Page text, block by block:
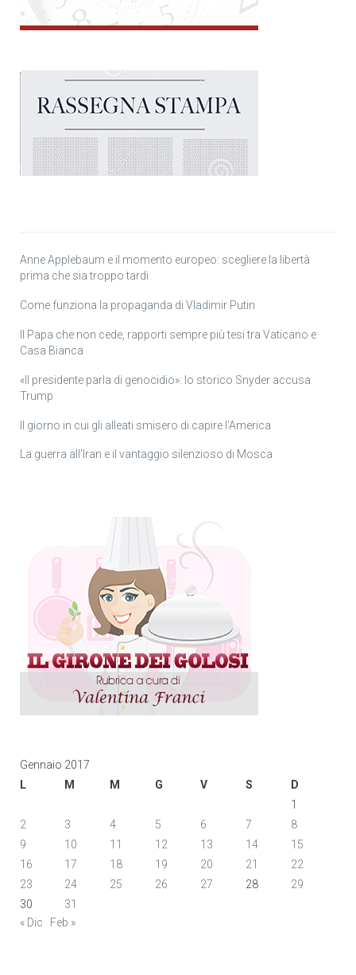
Anne Applebaum e il momento europeo: scegliere la libertà
prima che sia troppo tardi
Come funziona la propaganda di Vladimir Putin
Il Papa che non cede, rapporti sempre più tesi tra Vaticano e
Casa Bianca
«Il presidente parla di genocidio»: lo storico Snyder accusa
Trump
Il giorno in cui gli alleati smisero di capire l’America
La guerra all’Iran e il vantaggio silenzioso di Mosca
Gennaio 2017
L
M M G V S
D
1
2
3 4 5 6 7
8
9
10 11 12 13 14
15
16
17 18 19 20 21
22
23
24 25 26 27 28
29
30
31
« Dic
Feb »